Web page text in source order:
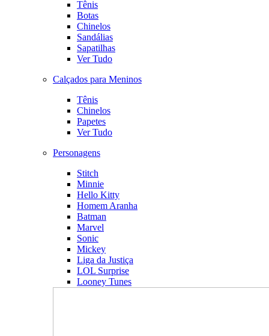
Tênis
Botas
Chinelos
Sandálias
Sapatilhas
Ver Tudo
Calçados para Meninos
Tênis
Chinelos
Papetes
Ver Tudo
Personagens
Stitch
Minnie
Hello Kitty
Homem Aranha
Batman
Marvel
Sonic
Mickey
Liga da Justiça
LOL Surprise
Looney Tunes